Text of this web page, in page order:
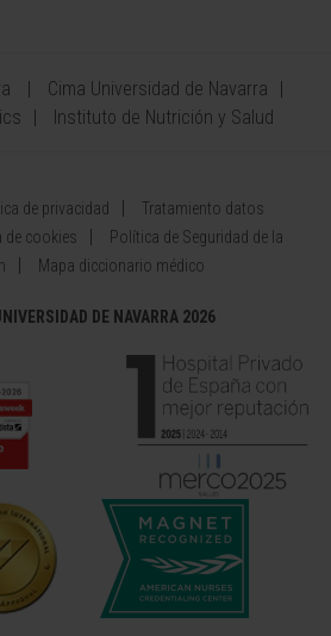
Cima Universidad de Navarra
Instituto de Nutrición y Salud
de privacidad
Tratamiento datos
de cookies
Política de Seguridad de la
Mapa diccionario médico
DE NAVARRA 2026